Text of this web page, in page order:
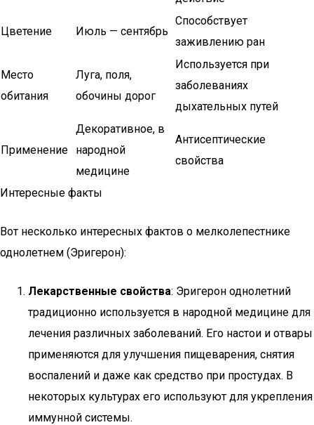
Цветение Июль — сентябрь
Способствует
заживлению ран
Место
обитания
Луга, поля,
обочины дорог
Используется при
заболеваниях
дыхательных путей
Применение
Декоративное, в
народной
медицине
Антисептические
свойства
Интересные факты
Вот несколько интересных фактов о мелколепестнике
однолетнем (Эригерон):
Лекарственные свойства: Эригерон однолетний
традиционно используется в народной медицине для
лечения различных заболеваний. Его настои и отвары
применяются для улучшения пищеварения, снятия
воспалений и даже как средство при простудах. В
некоторых культурах его используют для укрепления
иммунной системы.